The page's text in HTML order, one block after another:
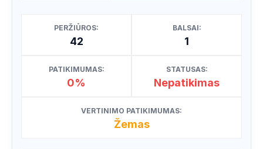
PERŽIŪROS:
42
BALSAI:
1
PATIKIMUMAS:
0%
STATUSAS:
Nepatikimas
VERTINIMO PATIKIMUMAS:
Žemas